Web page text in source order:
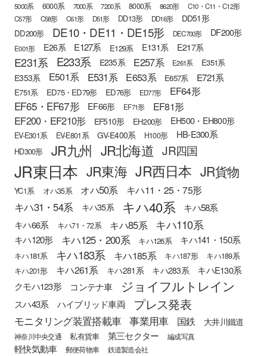
5000系 6000系 7000系 7200系 8000系 8620形
C10・C11・C12形
C57形
C58形 C61形 D51形 DD13形 DD16形 DD51形
DD200形 DE10・DE11・DE15形 DEC700形 DF200形
E001形 E26系 E127系 E129系 E131系 E217系
E231系 E233系 E235系 E257系 E261系 E351系
E353系 E501系 E531系 E653系 E657系 E721系
E751系 ED75・ED79形 ED76形 ED77形 EF64形
EF65・EF67形 EF66形 EF71形
EF81形
EF200・EF210形
EF510形 EH200形 EH500・EH800形
EV-E301系 EV-E801系 GV-E400系 H100形 HB-E300系
HD300形 JR九州 JR北海道 JR四国
JR東日本 JR東海 JR西日本 JR貨物
YC1系 オハ35系 オハ50系 キハ11・25・75形
キハ31・54系 キハ35系 キハ40系 キハ58系
キハ66系 キハ71・72系 キハ85系 キハ110系
キハ120形 キハ125・200系 キハ126系 キハ141・150系
キハ181系 キハ183系 キハ185系 キハ187形
キハ189系
キハ201形
キハ261系 キハ281系 キハ283系
キハE130系
クモハ123形
コンテナ車 ジョイフルトレイン
スハ43系 ハイブリッド車両 プレス発表
モニタリング装置搭載車 事業用車 国鉄 大井川鐵道
神奈川中央交通 私有貨車 第三セクター 編成写真
軽快気動車 郵便荷物車 鉄道製造会社